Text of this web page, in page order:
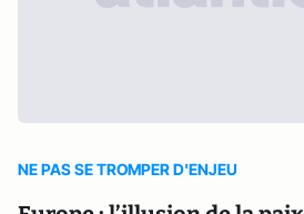
NE PAS SE TROMPER D'ENJEU